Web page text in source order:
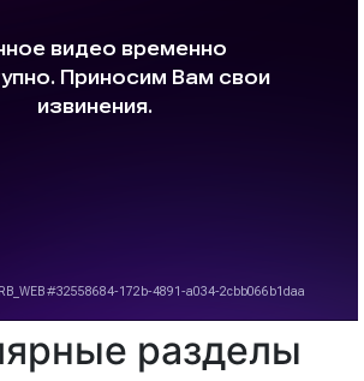
разделы